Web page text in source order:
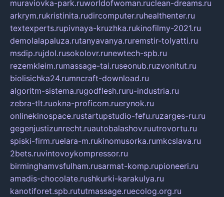
muraviovka-park.ruworldofwoman.ruclean-dreams.ru
arkrym.rukristinita.rudircomputer.ruhealthenter.ru
textexperts.rupivnaya-kruzhka.rukinofilmy-2021.ru
demolalapaluza.rutanyavanya.ruremstir-tolyatti.ru
msdip.rujdol.rusokolovr.runewtech-spb.ru
rezemkleim.rumassage-tai.ruseonub.ruzvonitut.ru
biolisichka24.rumncraft-download.ru
algoritm-sistema.rugodflesh.ruru-industria.ru
zebra-tlt.ruokna-proficom.ruerynok.ru
onlinekinospace.rustartupstudio-fefu.ruzarges-ru.ru
gegenjustizunrecht.ruautobalashov.ruutrovortu.ru
spiski-firm.ruelara-m.rukinomusorka.rumkcslava.ru
2bets.ruvintovoykompressor.ru
birminghamvsfulham.rusarmat-komp.rupioneeri.ru
amadis-chocolate.rushkurki-karakulya.ru
kanotiforet.spb.rututmassage.ruecolog.org.ru